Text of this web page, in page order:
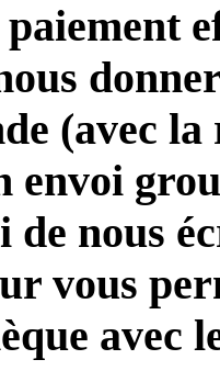
(avec
envoi
de nous
vous
avec